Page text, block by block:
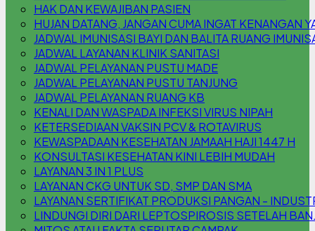
HAK DAN KEWAJIBAN PASIEN
HUJAN DATANG, JANGAN CUMA INGAT KENANGAN
JADWAL IMUNISASI BAYI DAN BALITA RUANG
JADWAL LAYANAN KLINIK SANITASI
JADWAL PELAYANAN PUSTU MADE
JADWAL PELAYANAN PUSTU TANJUNG
JADWAL PELAYANAN RUANG KB
KENALI DAN WASPADA INFEKSI VIRUS NIPAH
KETERSEDIAAN VAKSIN PCV & ROTAVIRUS
KEWASPADAAN KESEHATAN JAMAAH HAJI 1447 H
KONSULTASI KESEHATAN KINI LEBIH MUDAH
LAYANAN 3 IN 1 PLUS
LAYANAN CKG UNTUK SD, SMP DAN SMA
LAYANAN SERTIFIKAT PRODUKSI PANGAN -
LINDUNGI DIRI DARI LEPTOSPIROSIS SETELAH